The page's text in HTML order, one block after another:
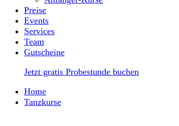
Preise
Events
Services
Team
Gutscheine
Jetzt gratis Probestunde buchen
Home
Tanzkurse